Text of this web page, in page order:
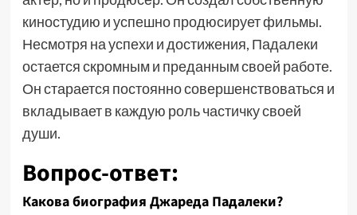
киностудию и успешно продюсирует фильмы.
Несмотря на успехи и достижения, Падалеки
остается скромным и преданным своей работе.
Он старается постоянно совершенствоваться и
вкладывает в каждую роль частичку своей
души.
Вопрос-ответ:
Какова биография Джареда Падалеки?